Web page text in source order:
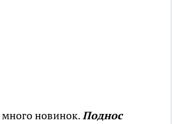
много новинок.Поднос